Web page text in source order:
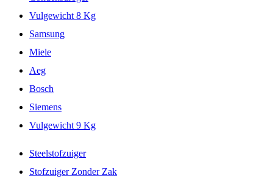
Vulgewicht 8 Kg
Samsung
Miele
Aeg
Bosch
Siemens
Vulgewicht 9 Kg
Steelstofzuiger
Stofzuiger Zonder Zak